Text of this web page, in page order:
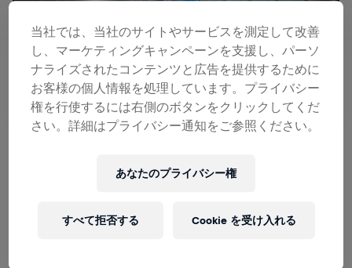
ンニングイベントに元プロ野球選手の赤星憲広氏が就任し
当社では、当社のサイトやサービスを測定して改善
し、マーケティングキャンペーンを支援し、パーソ
ナライズされたコンテンツと広告を提供するために
お客様の個人情報を処理しています。プライバシー
権を行使するには右側のボタンをクリックしてくだ
さい。詳細はプライバシー通知をご参照ください。
あなたのプライバシー権
すべて拒否する Cookie を受け入れる